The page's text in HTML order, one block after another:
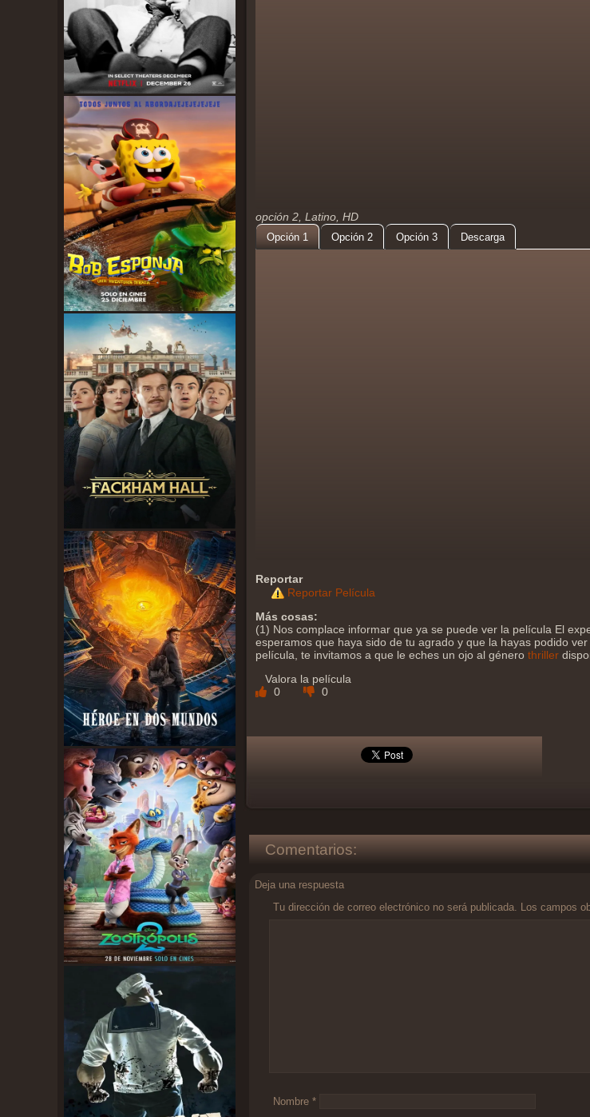
opción 2, Latino, HD
Opción 1 Opción 2 Opción 3 Descarga
Reportar
Reportar Película
Más cosas:
(1) Nos complace informar que ya se puede ver la película El
esperamos que haya sido de tu agrado y que la hayas podido
película, te invitamos a que le eches un ojo al género thriller
Valora la película
0
0
Comentarios:
Deja una respuesta
Tu dirección de correo electrónico no será publicada. Los campos
Nombre *